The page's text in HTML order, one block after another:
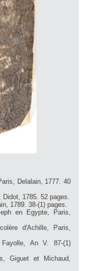
Delalain, 1777. 40
1785. 52 pages.
1789. 38-(1) pages.
en Egypte, Paris,
d'Achille, Paris,
An V. 87-(1)
Giguet et Michaud,